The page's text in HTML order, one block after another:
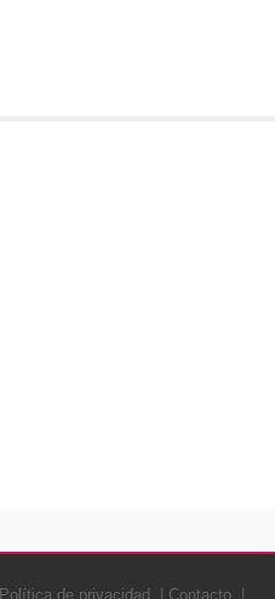
Política de privacidad Contacto